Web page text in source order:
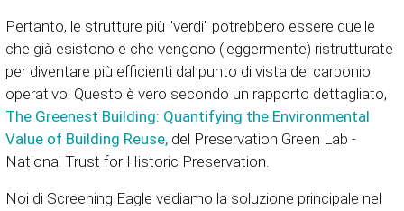
Pertanto, le strutture più "verdi" potrebbero essere quelle
che già esistono e che vengono (leggermente) ristrutturate
per diventare più efficienti dal punto di vista del carbonio
operativo. Questo è vero secondo un rapporto dettagliato,
The Greenest Building: Quantifying the Environmental
Value of Building Reuse, del Preservation Green Lab -
National Trust for Historic Preservation.
Noi di Screening Eagle vediamo la soluzione principale nel